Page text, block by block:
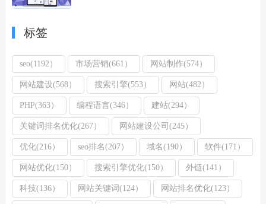
标签
seo(1192） 市场营销(661） 网站制作(574）
网站建设(568） 搜索引擎(553） 网站(482）
PHP(363） 编程语言(346） 建站(294）
关键词排名优化(267） 网站建设公司(245）
优化(216） seo排名(207） 域名(190） 软件(171）
网站优化(150） 搜索引擎优化(150） 外链(141）
科技(136） 网站关键词(124） 网站排名优化(123）